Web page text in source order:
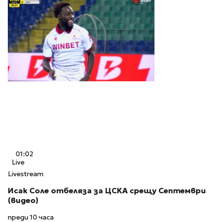
01:02
Live
Livestream
Исак Соле отбеляза за ЦСКА срещу Септември
(видео)
преди 10 часа